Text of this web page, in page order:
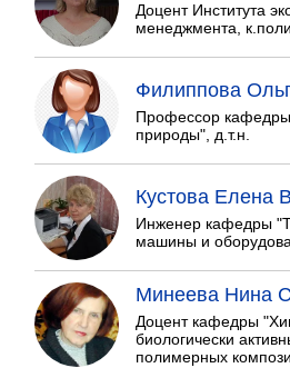
Доцент Института
менеджмента,
Филиппова
Профессор
природы", д.т.н.
Кустова Елена
Инженер кафедры
машины и
Минеева Нина
Доцент кафедры
биологически
полимерных